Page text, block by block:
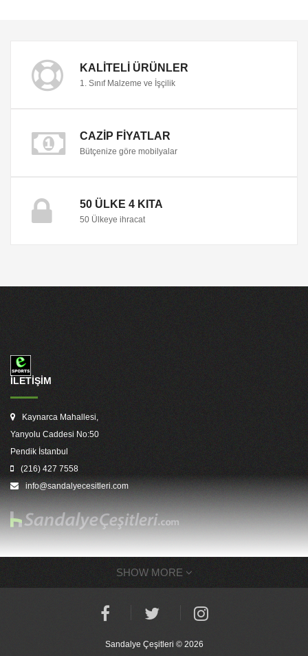
KALITELI ÜRÜNLER
1. Sınıf Malzeme ve İşçilik
CAZIP FIYATLAR
Bütçenize göre mobilyalar
50 ÜLKE 4 KITA
50 Ülkeye ihracat
İLETİŞİM
Kaynarca Mahallesi,
Yanyolu Caddesi No:50
Pendik İstanbul
(216) 427 7558
info@sandalyecesitleri.com
SHOW MORE
Sandalye Çeşitleri © 2026